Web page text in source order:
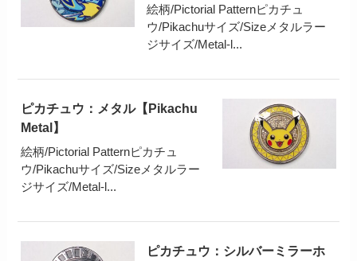
絵柄/Pictorial Patternピカチュ
ウ/Pikachuサイズ/Sizeメタルラー
ジサイズ/Metal-l...
ピカチュウ：メタル【Pikachu
Metal】
絵柄/Pictorial Patternピカチュ
ウ/Pikachuサイズ/Sizeメタルラー
ジサイズ/Metal-l...
ピカチュウ：シルバーミラーホ